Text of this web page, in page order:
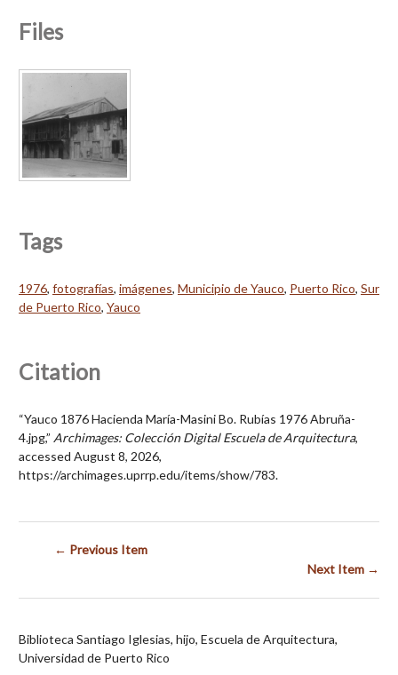
Files
Tags
1976, fotografías, imágenes, Municipio de Yauco, Puerto Rico, Sur
de Puerto Rico, Yauco
Citation
“Yauco 1876 Hacienda María-Masini Bo. Rubías 1976 Abruña-
4.jpg,” Archimages: Colección Digital Escuela de Arquitectura,
accessed August 8, 2026,
https://archimages.uprrp.edu/items/show/783.
← Previous Item
Next Item →
Biblioteca Santiago Iglesias, hijo, Escuela de Arquitectura,
Universidad de Puerto Rico